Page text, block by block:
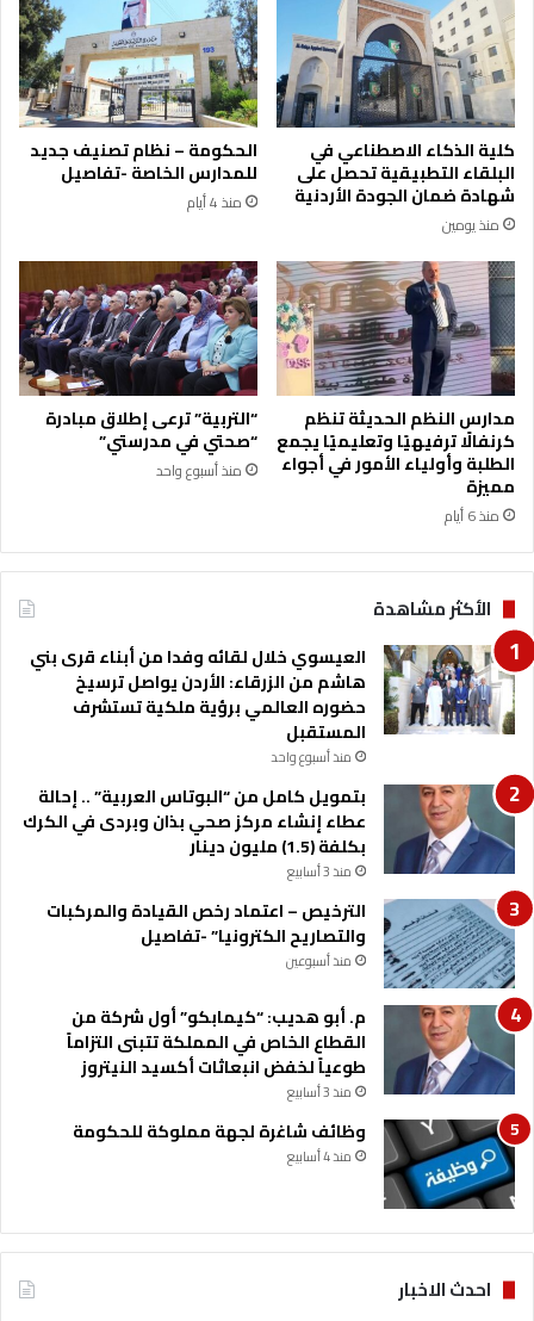
ن
ي
ة
ل
س
ي
ا
ر
ا
ت
ا
ل
ر
ك
و
ب
ل
ع
م
و
ي
ا
ل
ص
غ
ي
ر
و
ز
ي
ر
ا
ل
ن
ق
ل
ا
ل
أ
س
ب
ق
ع
ي
س
ى
أ
ي
ب
كلية الذكاء الاصطناعي في
البلقاء التطبيقية تحصل على
شهادة ضمان الجودة الأردنية
منذ يومين
الحكومة – نظام تصنيف جديد
للمدارس الخاصة -تفاصيل
منذ 4 أيام
مدارس النظم الحديثة تنظم
كرنفالًا ترفيهيًا وتعليميًا يجمع
الطلبة وأولياء الأمور في أجواء
مميزة
منذ 6 أيام
“التربية” ترعى إطلاق مبادرة
“صحتي في مدرستي”
منذ أسبوع واحد
الأكثر مشاهدة
العيسوي خلال لقائه وفدا من أبناء قرى بني
هاشم من الزرقاء: الأردن يواصل ترسيخ
حضوره العالمي برؤية ملكية تستشرف
المستقبل
منذ أسبوع واحد
بتمويل كامل من “البوتاس العربية” .. إحالة
عطاء إنشاء مركز صحي بذان وبردى في الكرك
بكلفة (1.5) مليون دينار
منذ 3 أسابيع
الترخيص – اعتماد رخص القيادة والمركبات
والتصاريح الكترونيا” -تفاصيل
منذ أسبوعين
م. أبو هديب: “كيمابكو” أول شركة من
القطاع الخاص في المملكة تتبنى التزاماً
طوعياً لخفض انبعاثات أكسيد النيتروز
منذ 3 أسابيع
وظائف شاغرة لجهة مملوكة للحكومة
منذ 4 أسابيع
احدث الاخبار